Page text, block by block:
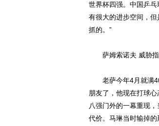
世界杯四强。中国乒
有很大的进步空间，
抓的。”
萨姆索诺夫 威胁
老萨今年4月就满40
朋友了，他现在打球
八强门外的一幕重现
代价。马琳当时输掉的